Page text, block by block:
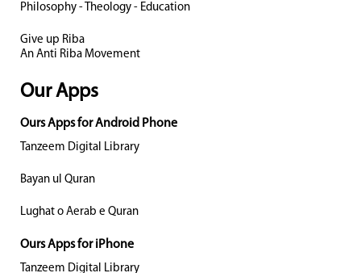
Philosophy - Theology - Education
Give up Riba
An Anti Riba Movement
Our Apps
Ours Apps for Android Phone
Tanzeem Digital Library
Bayan ul Quran
Lughat o Aerab e Quran
Ours Apps for iPhone
Tanzeem Digital Library